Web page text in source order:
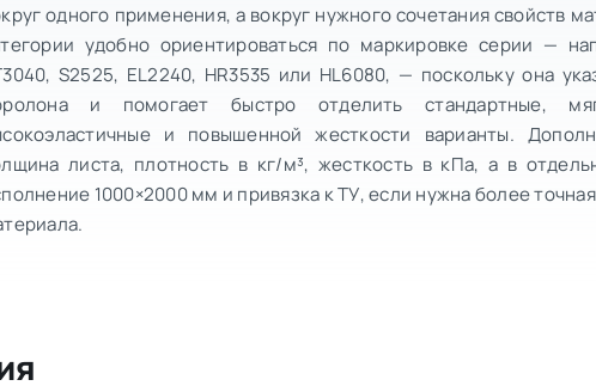
одного применения, а вокруг нужного сочетания свойств
удобно ориентироваться по маркировке серии —
S2525, EL2240, HR3535 или HL6080, — поскольку она
и помогает быстро отделить стандартные,
и повышенной жесткости варианты.
листа, плотность в кг/м³, жесткость в кПа, а в
1000×2000 мм и привязка к ТУ, если нужна более